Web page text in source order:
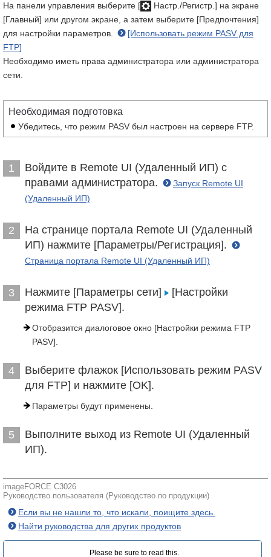
На панели управления выберите [
Настр./Регистр.] на экране
[Главный] или другом экране, а затем выберите [Предпочтения]
для настройки параметров.
[Использовать режим PASV для
FTP]
Необходимо иметь права администратора или администратора
сети.
Необходимая подготовка
Убедитесь, что режим PASV был настроен на сервере FTP.
1
Войдите в Remote UI (Удаленный ИП) с
правами администратора.
Запуск Remote UI
(Удаленный ИП)
2
На странице портала Remote UI (Удаленный
ИП) нажмите [Параметры/Регистрация].
Страница портала Remote UI (Удаленный ИП)
3 Нажмите [Параметры сети]
[Настройки
режима FTP PASV].
Отобразится диалоговое окно [Настройки режима FTP
PASV].
4
Выберите флажок [Использовать режим PASV
для FTP] и нажмите [OK].
Параметры будут применены.
5
Выполните выход из Remote UI (Удаленный
ИП).
imageFORCE C3026
Руководство пользователя (Руководство по продукции)
Если вы не нашли то, что искали, поищите здесь.
Найти руководства для других продуктов
Please be sure to read this.‎